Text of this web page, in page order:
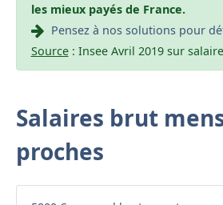
les mieux payés de France.
Pensez à nos solutions pour
Source: Insee Avril 2019 sur
Salaires brut
proches